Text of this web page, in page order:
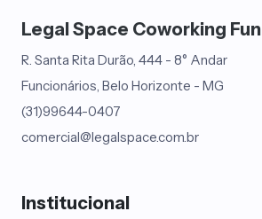
Legal Space Coworking
R. Santa Rita Durão, 444 - 8° Andar
Funcionários, Belo Horizonte - MG
(31)99644-0407
comercial@legalspace.com.br
Institucional